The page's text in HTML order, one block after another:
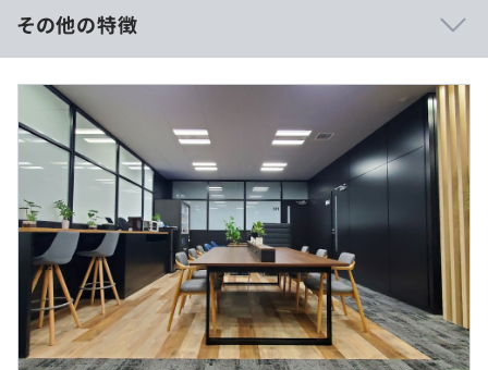
などのサークル活動も盛んです。
・社員の定着率は90％以上を誇ります。その理由は何とい
っても「働きやすさ」。
育児休暇や有給休暇の取得率が高く、仕事とプライベート
を両立しやすい職場環境があります。
2024年度は、7名の男性社員が育児休暇を取得しました。
①ADAS（先進運転支援システム）のソフトウェア開発
②自動運転制御ソフトウェア開発
③ボデー系（パワーウインドウ、社内外ライト、エアバッ
グなど）ECUソフトウェア・ハードウェア開発
など
＜日給月給制の場合＞
※想定年収500万円の事例
■賃金形態：月給（約28万円）
■賃金の決定方法：当社規定により決定
■基本給：約27万円
■残業代：20時間想定、約4万円
■その他定額手当：11,000円～
（※想定年収は年収提示額を保証するものではありません）
その他の特徴